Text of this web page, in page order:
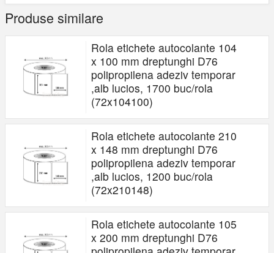
Produse similare
Rola etichete autocolante 104
x 100 mm dreptunghi D76
polipropilena adeziv temporar
,alb lucios, 1700 buc/rola
(72x104100)
Rola etichete autocolante 210
x 148 mm dreptunghi D76
polipropilena adeziv temporar
,alb lucios, 1200 buc/rola
(72x210148)
Rola etichete autocolante 105
x 200 mm dreptunghi D76